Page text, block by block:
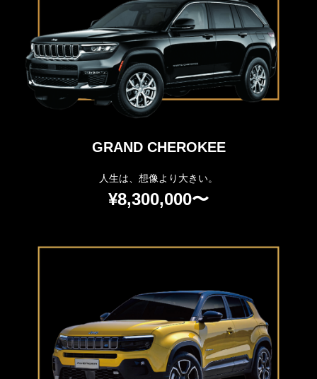
GRAND CHEROKEE
人生は、想像より大きい。
¥8,300,000〜